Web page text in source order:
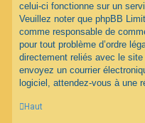
celui-ci fonctionne sur un
Veuillez noter que phpBB
comme responsable de
pour tout problème d’ordre
directement reliés avec le
envoyez un courrier
logiciel, attendez-vous à une
Haut